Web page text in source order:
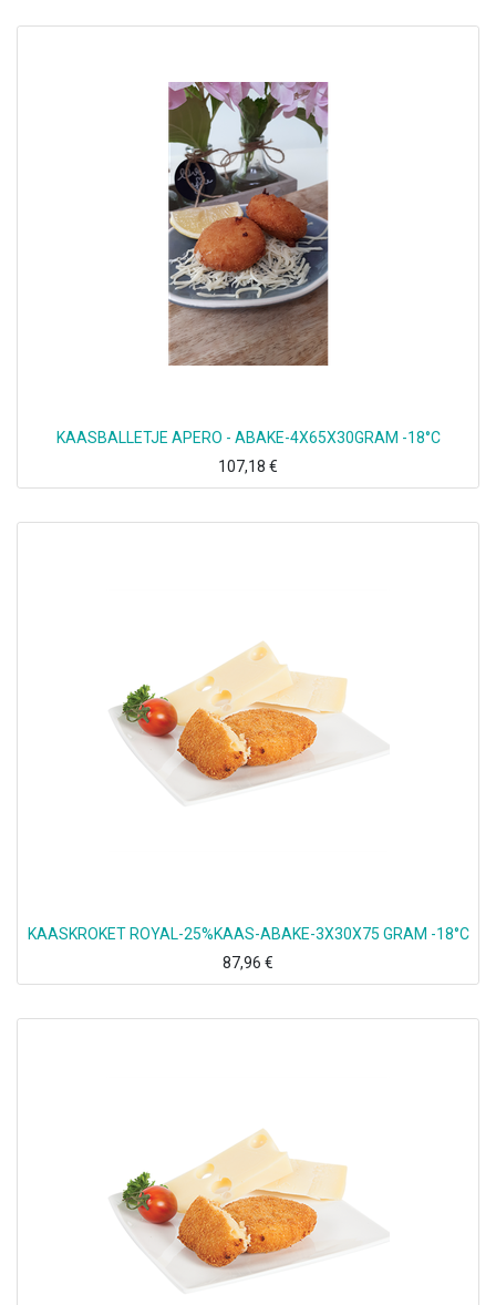
KAASBALLETJE APERO - ABAKE-4X65X30GRAM -18°C
107,18 €
KAASKROKET ROYAL-25%KAAS-ABAKE-3X30X75 GRAM -18°C
87,96 €